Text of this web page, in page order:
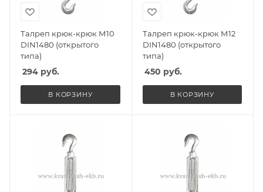
Талреп крюк-крюк М10
DIN1480 (открытого
типа)
294 руб.
В КОРЗИНУ
Талреп крюк-крюк М12
DIN1480 (открытого
типа)
450 руб.
В КОРЗИНУ